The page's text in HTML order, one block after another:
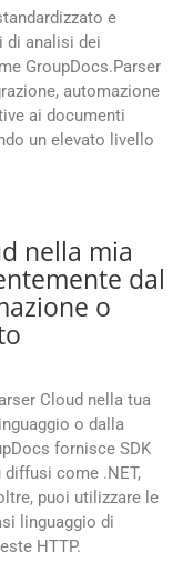
e
di analisi dei
GroupDocs.Parser
automazione
ai documenti
un elevato livello
nella mia
dal
o
Cloud nella tua
o dalla
fornisce SDK
come .NET,
puoi utilizzare le
linguaggio di
HTTP.